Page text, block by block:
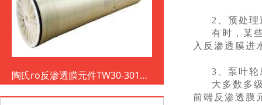
陶氏ro反渗透膜元件TW30-3012-
500
2、预处
有时，某
入反渗透膜进
3、泵叶轮
大多数多
前端反渗透膜